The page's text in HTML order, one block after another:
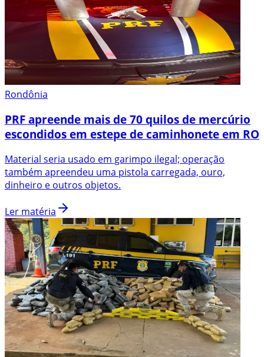
Rondônia
PRF apreende mais de 70 quilos de mercúrio
escondidos em estepe de caminhonete em RO
Material seria usado em garimpo ilegal; operação
também apreendeu uma pistola carregada, ouro,
dinheiro e outros objetos.
Ler matéria